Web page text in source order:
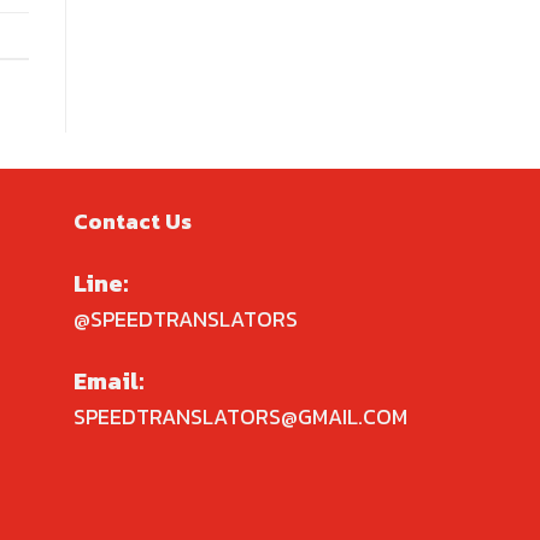
Contact Us
Line:
@SPEEDTRANSLATORS
Email:
SPEEDTRANSLATORS@GMAIL.COM